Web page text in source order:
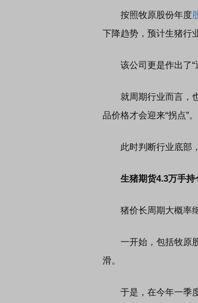
按照牧原股份年度
下降趋势，预计生猪行
该公司更是作出了“
就周期行业而言，也
品价格才会迎来“拐点”。
此时判断行业底部，
生猪期货4.3万手持
猪价长周期大概率继
一开始，包括牧原股
滑。
于是，在今年一季